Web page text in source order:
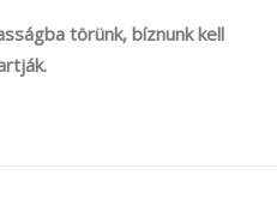
törünk, bíznunk kell